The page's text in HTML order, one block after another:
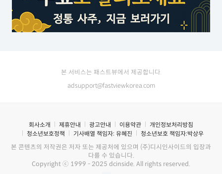
본 서비스는 패스트뷰에서 제공합니다.
adsupport@fastviewkorea.com
회사소개 제휴안내 광고안내 이용약관
개인정보처리방침
청소년보호정책
기사배열 책임자: 유혜진 청소년보호 책임자:박상우
본 콘텐츠의 저작권은 저자 또는 제공처에 있으며 (주)디시인사이드의 입장과
다를 수 있습니다.
Copyright ⓒ 1999 - 2025 dcinside. All rights reserved.